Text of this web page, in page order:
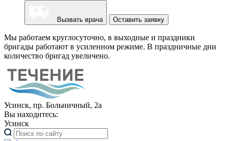
Вызвать врача Оставить заявку
Мы работаем круглосуточно, в выходные и праздники
бригады работают в усиленном режиме. В праздничные дни
количество бригад увеличено.
Усинск, пр. Больничный, 2а
Вы находитесь:
Усинск